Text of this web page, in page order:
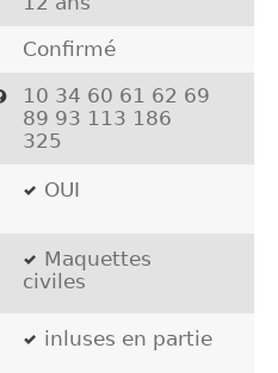
Confirmé
10 34 60 61 62 69
89 93 113 186
325
OUI
Maquettes
civiles
inluses en partie